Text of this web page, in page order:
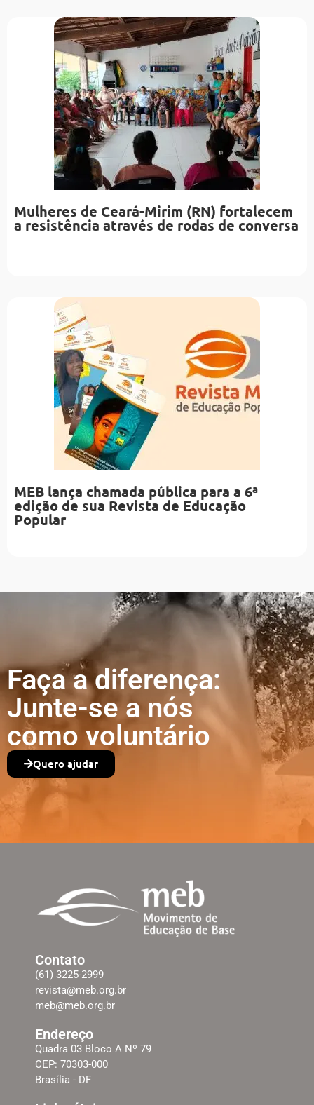
Mulheres de Ceará-Mirim (RN) fortalecem
a resistência através de rodas de conversa
MEB lança chamada pública para a 6ª
edição de sua Revista de Educação
Popular
Faça a diferença:
Junte-se a nós
como voluntário
Quero ajudar
Contato
(61) 3225-2999
revista@meb.org.br
meb@meb.org.br
Endereço
Quadra 03 Bloco A Nº 79
CEP: 70303-000
Brasília - DF